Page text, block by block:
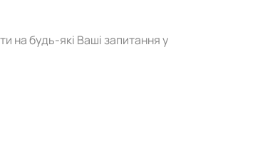
на будь-які Ваші запитання у